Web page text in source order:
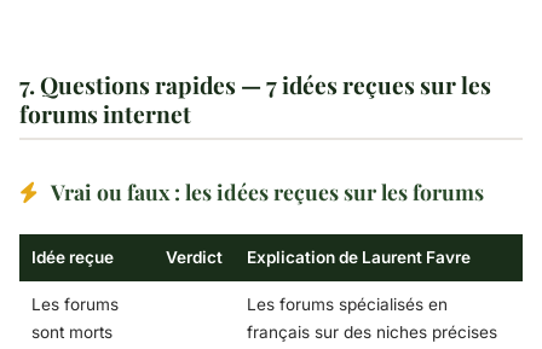
7. Questions rapides — 7 idées reçues sur les
forums internet
Vrai ou faux : les idées reçues sur les forums
Idée reçue Verdict Explication de Laurent Favre
Les forums
sont morts
Les forums spécialisés en
français sur des niches précises